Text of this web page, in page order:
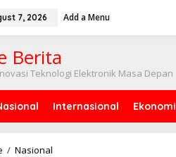
7, 2026 Add a Menu
Berita
Teknologi Elektronik Masa Depan
Internasional Ekonomi
/ Nasional